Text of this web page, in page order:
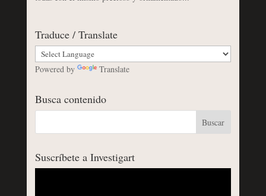
Traduce / Translate
Powered by Translate
Busca contenido
Suscríbete a Investigart